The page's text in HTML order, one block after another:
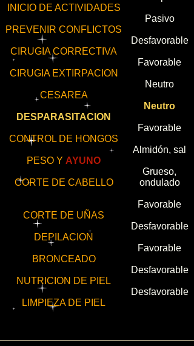
Pasivo
Desfavorable
Favorable
Neutro
Neutro
Favorable
Almidón, sal
Grueso,
ondulado
Favorable
Desfavorable
Favorable
Desfavorable
Desfavorable
INICIO DE ACTIVIDADES
PREVENIR CONFLICTOS
CIRUGIA CORRECTIVA
CIRUGIA EXTIRPACION
CESAREA
DESPARASITACION
CONTROL DE HONGOS
PESO Y AYUNO
CORTE DE CABELLO
CORTE DE UÑAS
DEPILACION
BRONCEADO
NUTRICION DE PIEL
LIMPIEZA DE PIEL